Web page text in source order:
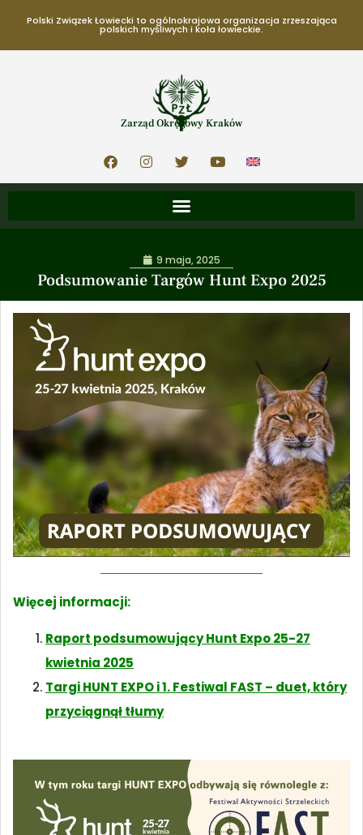
Polski Związek Łowiecki to ogólnokrajowa organizacja zrzeszająca
polskich myśliwych i koła łowieckie.
Zarząd Okręgowy Kraków
Podsumowanie Targów Hunt Expo 2025
9 maja, 2025
Więcej informacji:
Raport podsumowujący Hunt Expo 25-27
kwietnia 2025
Targi HUNT EXPO i 1. Festiwal FAST – duet, który
przyciągnął tłumy